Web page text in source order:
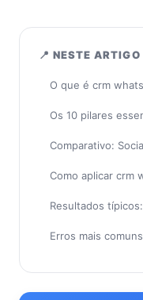
📍 NESTE ARTIGO
O que é crm
Os 10 pilares
Comparativo:
Como aplicar crm
Resultados
Erros mais